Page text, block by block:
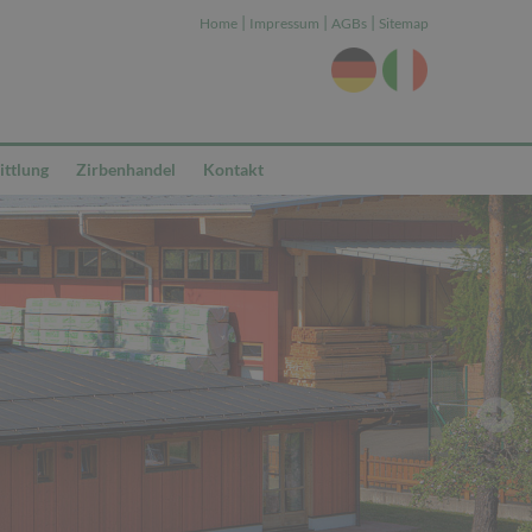
Home | Impressum | AGBs | Sitemap
Zirbenhandel Kontakt